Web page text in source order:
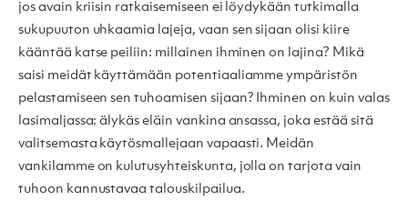
jos avain kriisin ratkaisemiseen ei löydykään tutkimalla
sukupuuton uhkaamia lajeja, vaan sen sijaan olisi kiire
kääntää katse peiliin: millainen ihminen on lajina? Mikä
saisi meidät käyttämään potentiaaliamme ympäristön
pelastamiseen sen tuhoamisen sijaan? Ihminen on kuin valas
lasimaljassa: älykäs eläin vankina ansassa, joka estää sitä
valitsemasta käytösmallejaan vapaasti. Meidän
vankilamme on kulutusyhteiskunta, jolla on tarjota vain
tuhoon kannustavaa talouskilpailua.